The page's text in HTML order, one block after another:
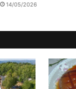
14/05/2026